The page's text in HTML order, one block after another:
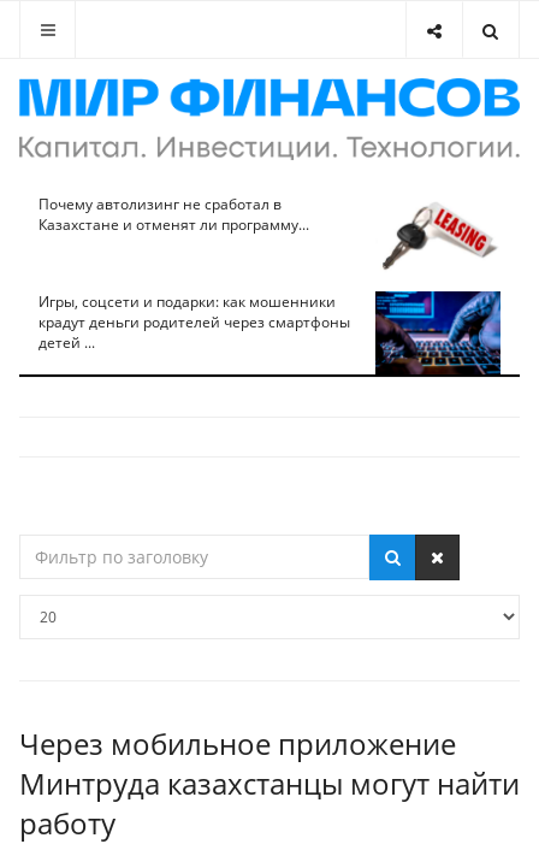
Почему автолизинг не сработал в
Казахстане и отменят ли программу...
Игры, соцсети и подарки: как мошенники
крадут деньги родителей через смартфоны
детей ...
по
Через мобильное приложение
Минтруда казахстанцы могут найти
работу